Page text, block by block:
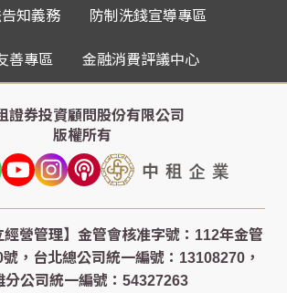
知義務 防制洗錢宣導專區
善專區 金融消費評議中心
證券投資顧問股份有限公司
版權所有